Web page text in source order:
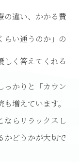
の違い、かかる費
らい通うのか」の
しく答えてくれる
っかりと「カウン
増えています。
ならリラックスし
かどうかが大切で